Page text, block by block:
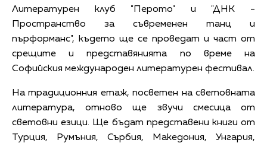
Литературен клуб "Перото" и "ДНК -
Пространство за съвременен танц и
пърформанс", където ще се проведат и част от
срещите и представянията по време на
Софийския международен литературен фестивал.
На традиционния етаж, посветен на световната
литература, отново ще звучи смесица от
световни езици. Ще бъдат представени книги от
Турция, Румъния, Сърбия, Македония, Унгария,